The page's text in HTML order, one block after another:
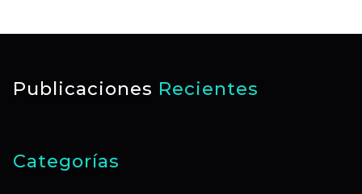
Publicaciones Recientes
Categorías